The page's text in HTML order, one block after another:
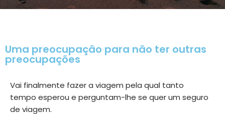
Uma preocupação para não ter outras
preocupações
Vai finalmente fazer a viagem pela qual tanto
tempo esperou e perguntam-lhe se quer um seguro
de viagem.